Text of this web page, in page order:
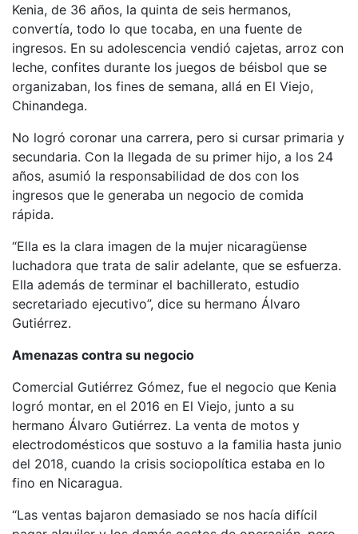
Kenia, de 36 años, la quinta de seis hermanos,
convertía, todo lo que tocaba, en una fuente de
ingresos. En su adolescencia vendió cajetas, arroz con
leche, confites durante los juegos de béisbol que se
organizaban, los fines de semana, allá en El Viejo,
Chinandega.
No logró coronar una carrera, pero si cursar primaria y
secundaria. Con la llegada de su primer hijo, a los 24
años, asumió la responsabilidad de dos con los
ingresos que le generaba un negocio de comida
rápida.
“Ella es la clara imagen de la mujer nicaragüense
luchadora que trata de salir adelante, que se esfuerza.
Ella además de terminar el bachillerato, estudio
secretariado ejecutivo”, dice su hermano Álvaro
Gutiérrez.
Amenazas contra su negocio
Comercial Gutiérrez Gómez, fue el negocio que Kenia
logró montar, en el 2016 en El Viejo, junto a su
hermano Álvaro Gutiérrez. La venta de motos y
electrodomésticos que sostuvo a la familia hasta junio
del 2018, cuando la crisis sociopolítica estaba en lo
fino en Nicaragua.
“Las ventas bajaron demasiado se nos hacía difícil